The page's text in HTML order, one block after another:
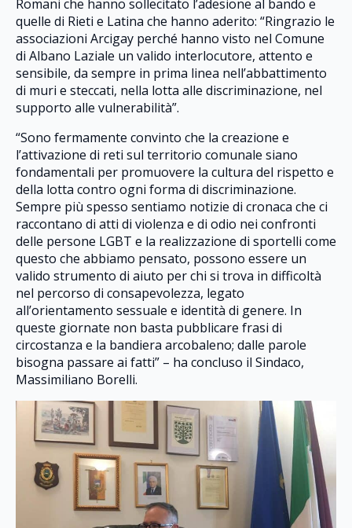
Romani che hanno sollecitato l’adesione al bando e
quelle di Rieti e Latina che hanno aderito: “Ringrazio le
associazioni Arcigay perché hanno visto nel Comune
di Albano Laziale un valido interlocutore, attento e
sensibile, da sempre in prima linea nell’abbattimento
di muri e steccati, nella lotta alle discriminazione, nel
supporto alle vulnerabilità”.
“Sono fermamente convinto che la creazione e
l’attivazione di reti sul territorio comunale siano
fondamentali per promuovere la cultura del rispetto e
della lotta contro ogni forma di discriminazione.
Sempre più spesso sentiamo notizie di cronaca che ci
raccontano di atti di violenza e di odio nei confronti
delle persone LGBT e la realizzazione di sportelli come
questo che abbiamo pensato, possono essere un
valido strumento di aiuto per chi si trova in difficoltà
nel percorso di consapevolezza, legato
all’orientamento sessuale e identità di genere. In
queste giornate non basta pubblicare frasi di
circostanza e la bandiera arcobaleno; dalle parole
bisogna passare ai fatti” – ha concluso il Sindaco,
Massimiliano Borelli.